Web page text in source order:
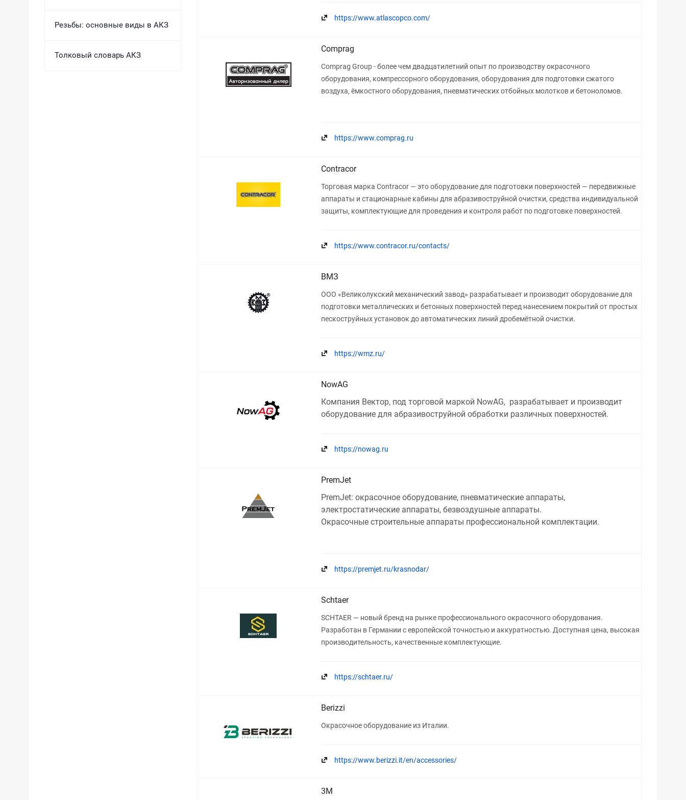
https://www.atlascopco.com/
Comprag
Comprag Group - более чем двадцатилетний опыт по производству окрасочного
оборудования, компрессорного оборудования, оборудования для подготовки сжатого
воздуха, ёмкостного оборудования, пневматических отбойных молотков и бетоноломов.
https://www.comprag.ru
Contracor
Торговая марка Contracor — это оборудование для подготовки поверхностей — передвижные
аппараты и стационарные кабины для абразивоструйной очистки, средства индивидуальной
защиты, комплектующие для проведения и контроля работ по подготовке поверхностей.
https://www.contracor.ru/contacts/
ВМЗ
ООО «Великолукский механический завод» разрабатывает и производит оборудование для
подготовки металлических и бетонных поверхностей перед нанесением покрытий от простых
пескоструйных установок до автоматических линий дробемётной очистки.
https://wmz.ru/
NowAG
Компания Вектор, под торговой маркой NowAG, разрабатывает и производит
оборудование для абразивоструйной обработки различных поверхностей.
https://nowag.ru
PremJet
PremJet: окрасочное оборудование, пневматические аппараты,
электростатические аппараты, безвоздушные аппараты.
Окрасочные строительные аппараты профессиональной комплектации.
https://premjet.ru/krasnodar/
Schtaer
SCHTAER — новый бренд на рынке профессионального окрасочного оборудования.
Разработан в Германии с европейской точностью и аккуратностью. Доступная цена, высокая
производительность, качественные комплектующие.
https://schtaer.ru/
Berizzi
Окрасочное оборудование из Италии.
https://www.berizzi.it/en/accessories/
3M
Резьбы: основные виды в АКЗ
Толковый словарь АКЗ